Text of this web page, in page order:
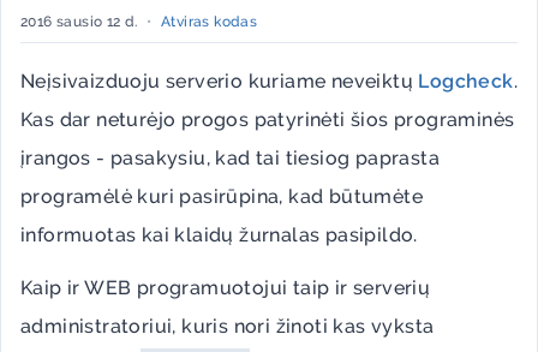
2016 sausio 12 d. • Atviras kodas
Neįsivaizduoju serverio kuriame neveiktų Logcheck.
Kas dar neturėjo progos patyrinėti šios programinės
įrangos - pasakysiu, kad tai tiesiog paprasta
programėlė kuri pasirūpina, kad būtumėte
informuotas kai klaidų žurnalas pasipildo.
Kaip ir WEB programuotojui taip ir serverių
administratoriui, kuris nori žinoti kas vyksta